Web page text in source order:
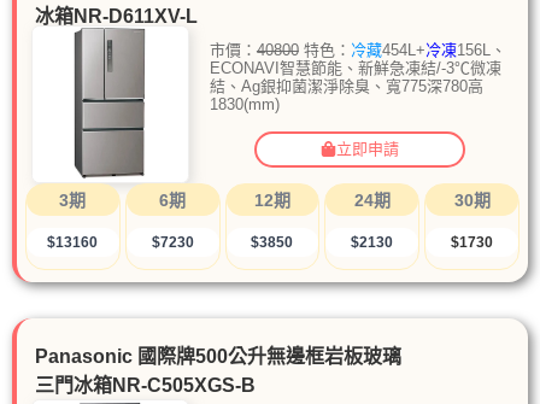
冰箱NR-D611XV-L
市價： 40800特色： 冷藏454L+冷凍156L、
ECONAVI智慧節能、新鮮急凍結/-3℃微凍
結、Ag銀抑菌潔淨除臭、寬775深780高
1830(mm)
立即申請
3期
$13160
6期
$7230
12期
$3850
24期
$2130
30期
$1730
Panasonic 國際牌500公升無邊框岩板玻璃
三門冰箱NR-C505XGS-B